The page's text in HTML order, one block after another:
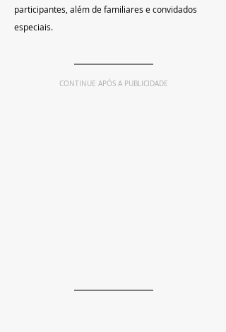
participantes, além de familiares e convidados
especiais.
CONTINUE APÓS A PUBLICIDADE